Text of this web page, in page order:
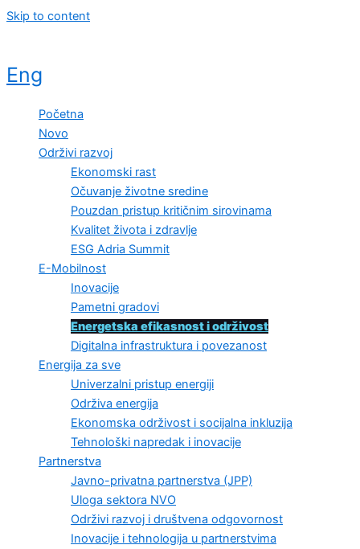
Skip to content
Eng
Početna
Novo
Održivi razvoj
Ekonomski rast
Očuvanje životne sredine
Pouzdan pristup kritičnim sirovinama
Kvalitet života i zdravlje
ESG Adria Summit
E-Mobilnost
Inovacije
Pametni gradovi
Energetska efikasnost i održivost
Digitalna infrastruktura i povezanost
Energija za sve
Univerzalni pristup energiji
Održiva energija
Ekonomska održivost i socijalna inkluzija
Tehnološki napredak i inovacije
Partnerstva
Javno-privatna partnerstva (JPP)
Uloga sektora NVO
Održivi razvoj i društvena odgovornost
Inovacije i tehnologija u partnerstvima